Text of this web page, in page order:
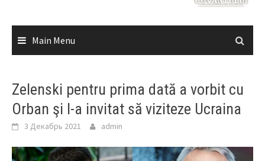
Main Menu
Zelenski pentru prima dată a vorbit cu
Orban şi l-a invitat să viziteze Ucraina
3 Декабрь 2021 admin